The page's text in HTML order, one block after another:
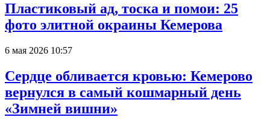
Пластиковый ад, тоска и помои: 25
фото элитной окраины Кемерова
6 мая 2026 10:57
Сердце обливается кровью: Кемерово
вернулся в самый кошмарный день
«Зимней вишни»